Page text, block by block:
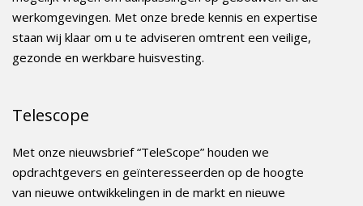
werkomgevingen. Met onze brede kennis en expertise
staan wij klaar om u te adviseren omtrent een veilige,
gezonde en werkbare huisvesting.
Telescope
Met onze nieuwsbrief “TeleScope” houden we
opdrachtgevers en geïnteresseerden op de hoogte
van nieuwe ontwikkelingen in de markt en nieuwe